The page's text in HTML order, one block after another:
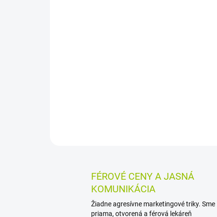
FÉROVÉ CENY A JASNÁ
KOMUNIKÁCIA
Žiadne agresívne marketingové triky. Sme
priama, otvorená a férová lekáreň